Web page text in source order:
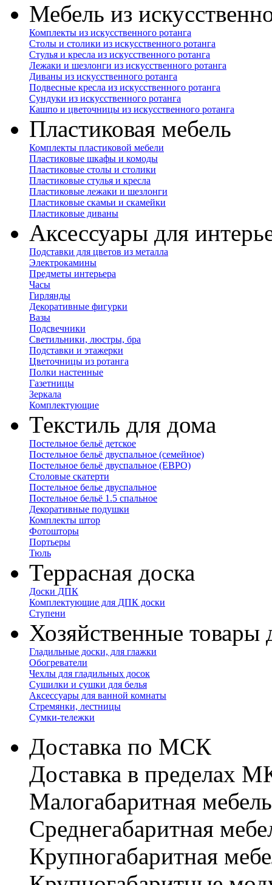
Мебель из
Комплекты из искусственного ротанга
Столы и столики из искусственного ротанга
Стулья и кресла из искусственного ротанга
Лежаки и шезлонги из искусственного ротанга
Диваны из искусственного ротанга
Подвесные кресла из искусственного ротанга
Сундуки из искусственного ротанга
Кашпо и цветочницы из искусственного ротанга
Пластиковая мебель
Комплекты пластиковой мебели
Пластиковые шкафы и комоды
Пластиковые столы и столики
Пластиковые стулья и кресла
Пластиковые лежаки и шезлонги
Пластиковые скамьи и скамейки
Пластиковые диваны
Аксессуары для
Подставки для цветов из металла
Электрокамины
Предметы интерьера
Часы
Гирлянды
Декоративные фигурки
Вазы
Подсвечники
Светильники, люстры, бра
Подставки и этажерки
Цветочницы из ротанга
Полки настенные
Газетницы
Зеркала
Комплектующие
Текстиль для дома
Постельное бельё детское
Постельное бельё двуспальное (семейное)
Постельное бельё двуспальное (ЕВРО)
Столовые скатерти
Постельное белье двуспальное
Постельное бельё 1.5 спальное
Декоративные подушки
Комплекты штор
Фотошторы
Портьеры
Тюль
Террасная доска
Доски ДПК
Комплектующие для ДПК доски
Ступени
Хозяйственные товары
Гладильные доски, для глажки
Обогреватели
Чехлы для гладильных досок
Сушилки и сушки для белья
Аксессуары для ванной комнаты
Стремянки, лестницы
Сумки-тележки
Доставка по МСК
Доставка в пределах
Малогабаритная
Cреднегабаритная
Крупногабаритная